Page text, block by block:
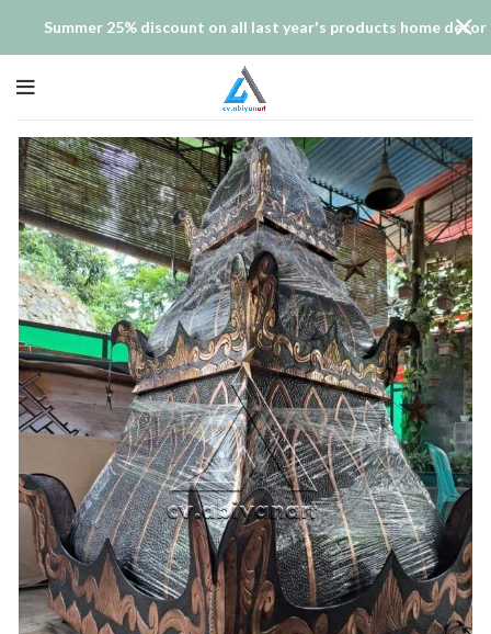
Summer 25% discount on all last year's products home decor